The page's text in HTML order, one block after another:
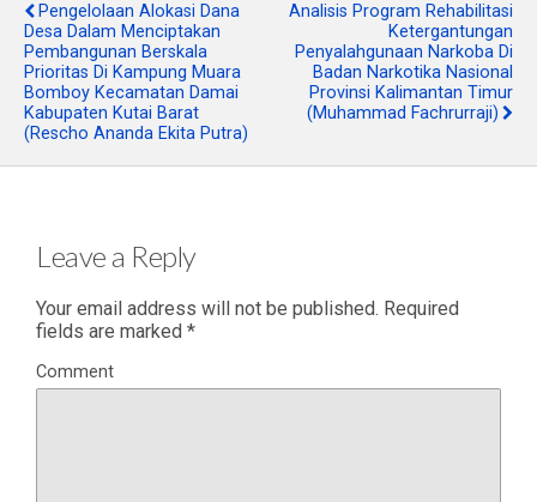
Pengelolaan Alokasi Dana
Desa Dalam Menciptakan
Pembangunan Berskala
Prioritas Di Kampung Muara
Bomboy Kecamatan Damai
Kabupaten Kutai Barat
(Rescho Ananda Ekita Putra)
Analisis Program Rehabilitasi
Ketergantungan
Penyalahgunaan Narkoba Di
Badan Narkotika Nasional
Provinsi Kalimantan Timur
(Muhammad Fachrurraji)
Leave a Reply
Your email address will not be published. Required
fields are marked *
Comment